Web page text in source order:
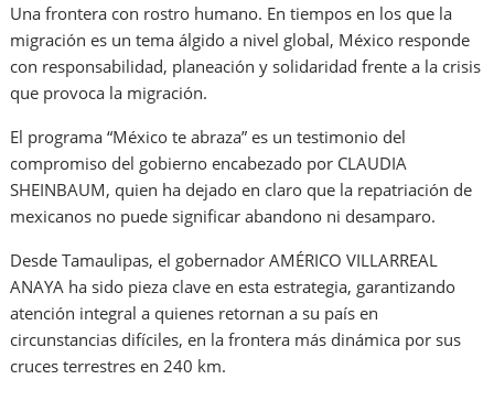
Una frontera con rostro humano. En tiempos en los que la
migración es un tema álgido a nivel global, México responde
con responsabilidad, planeación y solidaridad frente a la crisis
que provoca la migración.
El programa “México te abraza” es un testimonio del
compromiso del gobierno encabezado por CLAUDIA
SHEINBAUM, quien ha dejado en claro que la repatriación de
mexicanos no puede significar abandono ni desamparo.
Desde Tamaulipas, el gobernador AMÉRICO VILLARREAL
ANAYA ha sido pieza clave en esta estrategia, garantizando
atención integral a quienes retornan a su país en
circunstancias difíciles, en la frontera más dinámica por sus
cruces terrestres en 240 km.